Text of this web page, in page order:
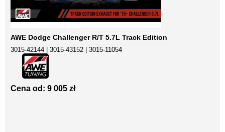
AWE Dodge Challenger R/T 5.7L Track Edition
3015-42144 | 3015-43152 | 3015-11054
Cena od: 9 005 zł